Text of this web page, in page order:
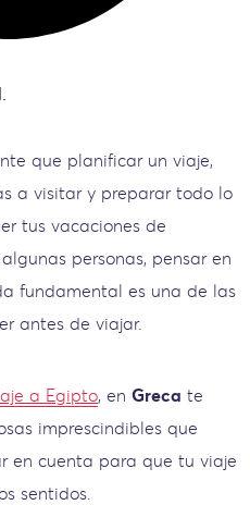
que planificar un viaje,
a visitar y preparar todo lo
tus vacaciones de
personas, pensar en
fundamental es una de las
antes de viajar.
a Egipto, en Greca te
imprescindibles que
en cuenta para que tu viaje
sentidos.